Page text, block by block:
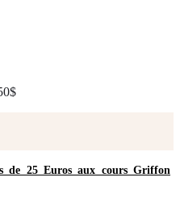
$
de 25 Euros aux cours Griffon